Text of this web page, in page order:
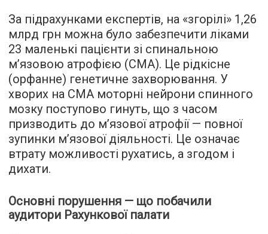
За підрахунками експертів, на «згорілі» 1,26
млрд грн можна було забезпечити ліками
23 маленькі пацієнти зі спинальною
м’язовою атрофією (СМА). Це рідкісне
(орфанне) генетичне захворювання. У
хворих на СМА моторні нейрони спинного
мозку поступово гинуть, що з часом
призводить до м’язової атрофії — повної
зупинки м’язової діяльності. Це означає
втрату можливості рухатись, а згодом і
дихати.
Основні порушення — що побачили
аудитори Рахункової палати